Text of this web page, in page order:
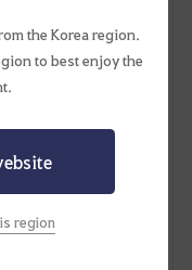
the Korea region.
to best enjoy the
region
은화는약 1700억
스의 돌 20,000개]
무기를 군왕무기로
니다.
니다.
가고